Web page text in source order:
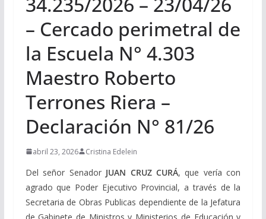
– Cercado perimetral de
la Escuela N° 4.303
Maestro Roberto
Terrones Riera –
Declaración N° 81/26
abril 23, 2026 Cristina Edelein
Del señor Senador JUAN CRUZ CURÁ, que vería con
agrado que Poder Ejecutivo Provincial, a través de la
Secretaria de Obras Publicas dependiente de la Jefatura